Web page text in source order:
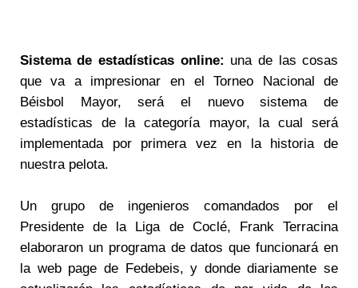
Sistema de estadísticas online: una de las cosas
que va a impresionar en el Torneo Nacional de
Béisbol Mayor, será el nuevo sistema de
estadísticas de la categoría mayor, la cual será
implementada por primera vez en la historia de
nuestra pelota.
Un grupo de ingenieros comandados por el
Presidente de la Liga de Coclé, Frank Terracina
elaboraron un programa de datos que funcionará en
la web page de Fedebeis, y donde diariamente se